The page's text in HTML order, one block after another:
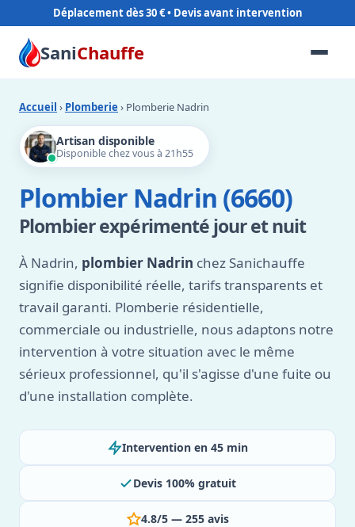
Déplacement dès 30 €
SaniChauffe
Accueil › Plomberie › Plomberie Nadrin
Artisan disponible
Disponible chez vous à 21h55
Plombier Nadrin (6660)
Plombier expérimenté jour et nuit
À Nadrin, plombier Nadrin chez Sanichauffe
signifie disponibilité réelle, tarifs transparents et
travail garanti. Plomberie résidentielle,
commerciale ou industrielle, nous adaptons notre
intervention à votre situation avec le même
sérieux professionnel, qu'il s'agisse d'une fuite ou
d'une installation complète.
Intervention en 45 min
Devis 100% gratuit
4.8/5 — 255 avis